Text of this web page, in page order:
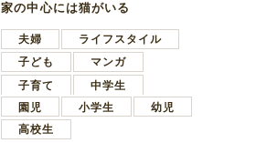
家の中心には猫がいる
夫婦
ライフスタイル
子ども
マンガ
子育て
中学生
園児
小学生
幼児
高校生